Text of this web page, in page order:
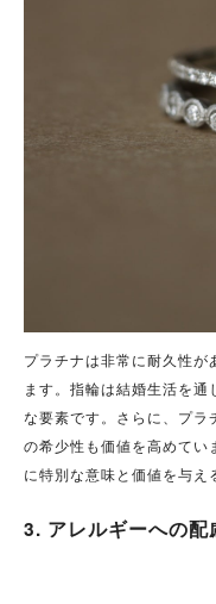
プラチナは非常に耐久性が
ます。指輪は結婚生活を
な要素です。さらに、プラ
の希少性も価値を高めてい
に特別な意味と価値を与え
3. アレルギーへの配